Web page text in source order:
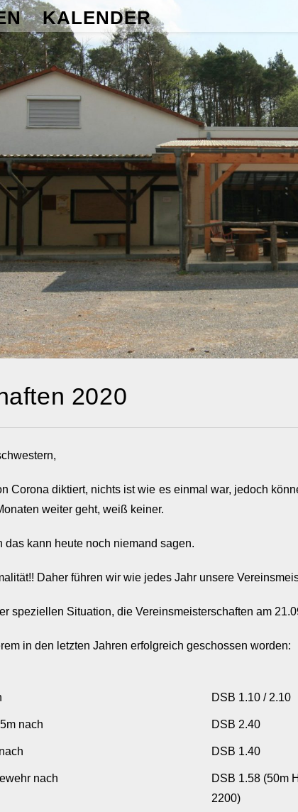
KALENDER
2020
Corona diktiert, nichts ist wie es einmal war, jedoch
weiter geht, weiß keiner.
kann heute noch niemand sagen.
Daher führen wir wie jedes Jahr unsere
speziellen Situation, die Vereinsmeisterschaften am
in den letzten Jahren erfolgreich geschossen worden:
DSB 1.10 / 2.10
nach DSB 2.40
DSB 1.40
nach
DSB 1.58 (50m
2200)